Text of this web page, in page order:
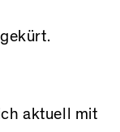
aktuell mit